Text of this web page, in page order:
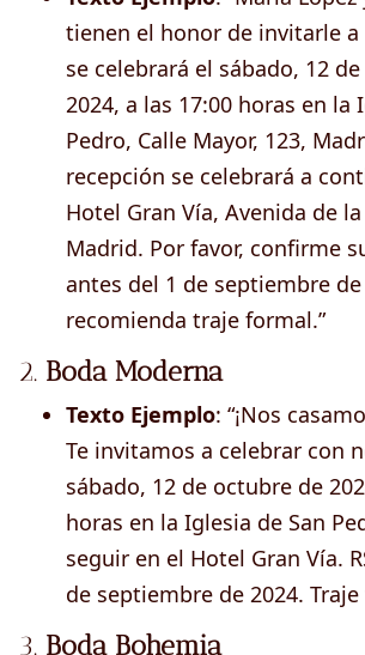
tienen el honor de invitarle a
se celebrará el sábado, 12
2024, a las 17:00 horas en la
Pedro, Calle Mayor, 123,
recepción se celebrará a
Hotel Gran Vía, Avenida de
Madrid. Por favor, confirme
antes del 1 de septiembre de
recomienda traje formal.”
2. Boda Moderna
Texto Ejemplo: “¡Nos
Te invitamos a celebrar con
sábado, 12 de octubre de
horas en la Iglesia de San
seguir en el Hotel Gran Vía.
de septiembre de 2024.
3. Boda Bohemia